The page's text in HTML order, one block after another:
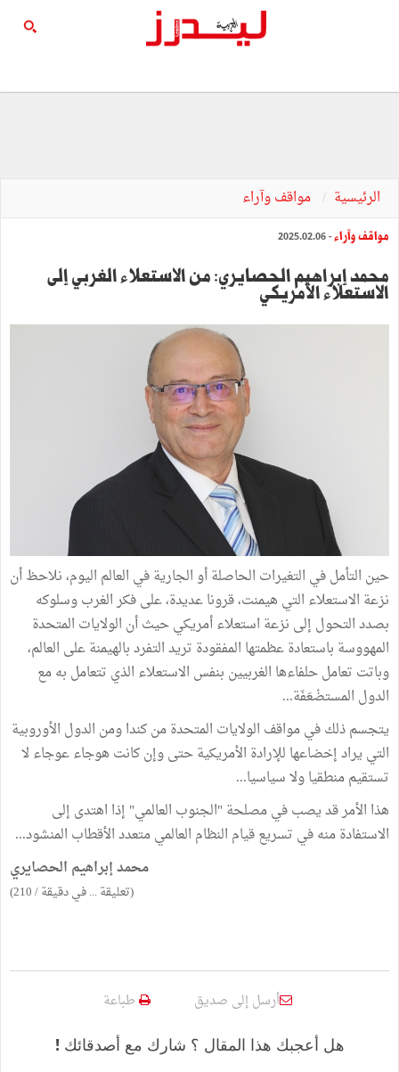
الرئيسية مواقف وآراء
مواقف وآراء- 2025.02.06
محمد إبراهيم الحصايري: من الاستعلاء الغربي إلى
الاستعلاء الأمريكي
حين التأمل في التغيرات الحاصلة أو الجارية في العالم اليوم، نلاحظ أن
نزعة الاستعلاء التي هيمنت، قرونا عديدة، على فكر الغرب وسلوكه
بصدد التحول إلى نزعة استعلاء أمريكي حيث أن الولايات المتحدة
المهووسة باستعادة عظمتها المفقودة تريد التفرد بالهيمنة على العالم،
وباتت تعامل حلفاءها الغربيين بنفس الاستعلاء الذي تتعامل به مع
الدول المستضْعَفَة...
يتجسم ذلك في مواقف الولايات المتحدة من كندا ومن الدول الأوروبية
التي يراد إخضاعها للإرادة الأمريكية حتى وإن كانت هوجاء عوجاء لا
تستقيم منطقيا ولا سياسيا...
هذا الأمر قد يصب في مصلحة "الجنوب العالمي" إذا اهتدى إلى
الاستفادة منه في تسريع قيام النظام العالمي متعدد الأقطاب المنشود...
محمد إبراهيم الحصايري
(تعليقة ... في دقيقة / 210)
أرسل إلى صديق طباعة
هل أعجبك هذا المقال ؟ شارك مع أصدقائك !